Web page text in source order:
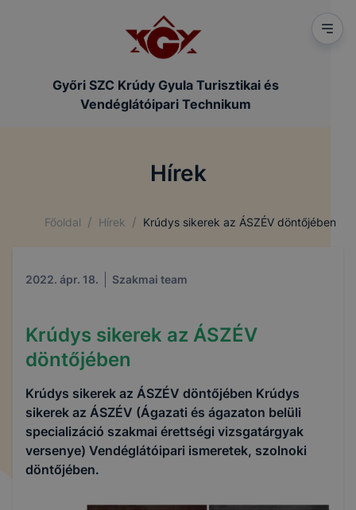
Győri SZC Krúdy Gyula Turisztikai és
Vendéglátóipari Technikum
Hírek
Főoldal / Hírek / Krúdys sikerek az ÁSZÉV döntőjében
2022. ápr. 18. Szakmai team
Krúdys sikerek az ÁSZÉV
döntőjében
Krúdys sikerek az ÁSZÉV döntőjében Krúdys
sikerek az ÁSZÉV (Ágazati és ágazaton belüli
specializáció szakmai érettségi vizsgatárgyak
versenye) Vendéglátóipari ismeretek, szolnoki
döntőjében.